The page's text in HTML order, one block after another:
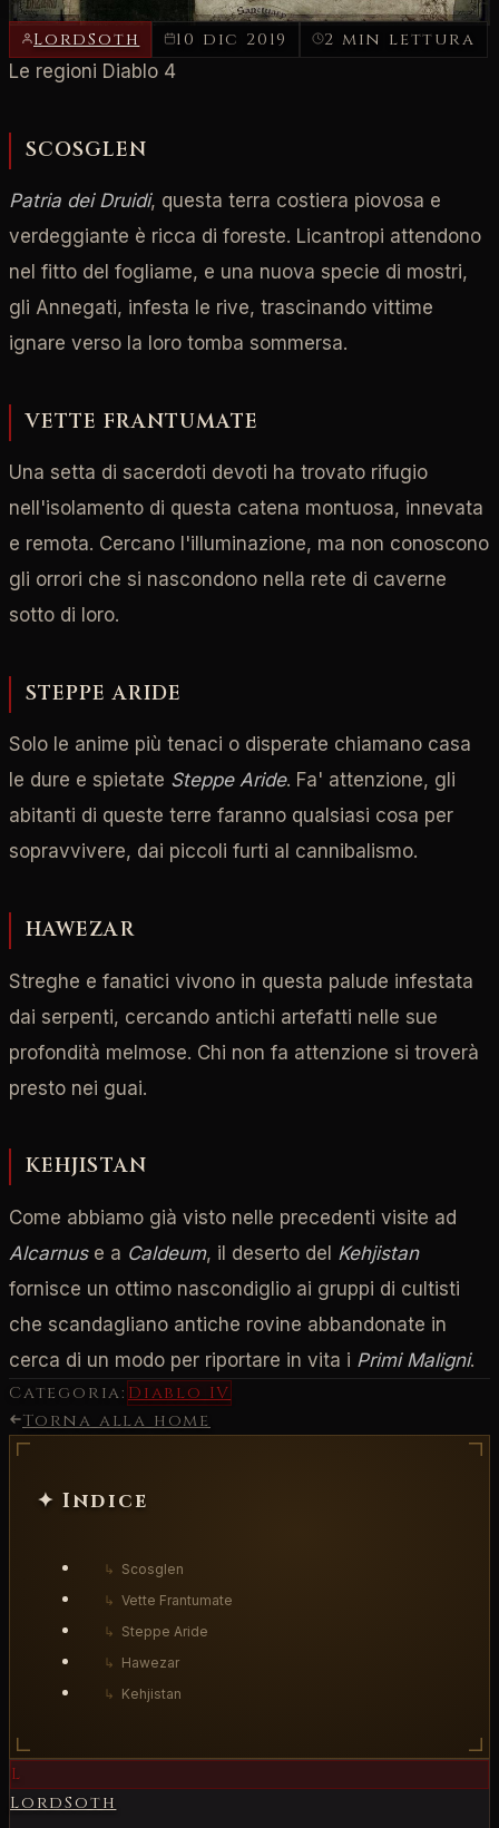
LordSoth 10 dic 2019 2 min lettura
Le regioni Diablo 4
SCOSGLEN
Patria dei Druidi, questa terra costiera piovosa e
verdeggiante è ricca di foreste. Licantropi attendono
nel fitto del fogliame, e una nuova specie di mostri,
gli Annegati, infesta le rive, trascinando vittime
ignare verso la loro tomba sommersa.
VETTE FRANTUMATE
Una setta di sacerdoti devoti ha trovato rifugio
nell'isolamento di questa catena montuosa, innevata
e remota. Cercano l'illuminazione, ma non conoscono
gli orrori che si nascondono nella rete di caverne
sotto di loro.
STEPPE ARIDE
Solo le anime più tenaci o disperate chiamano casa
le dure e spietate Steppe Aride. Fa' attenzione, gli
abitanti di queste terre faranno qualsiasi cosa per
sopravvivere, dai piccoli furti al cannibalismo.
HAWEZAR
Streghe e fanatici vivono in questa palude infestata
dai serpenti, cercando antichi artefatti nelle sue
profondità melmose. Chi non fa attenzione si troverà
presto nei guai.
KEHJISTAN
Come abbiamo già visto nelle precedenti visite ad
Alcarnuse a Caldeum, il deserto del Kehjistan
fornisce un ottimo nascondiglio ai gruppi di cultisti
che scandagliano antiche rovine abbandonate in
cerca di un modo per riportare in vita i Primi Maligni.
Categoria: Diablo IV
Torna alla home
✦ Indice
↳ Scosglen
↳ Vette Frantumate
↳ Steppe Aride
↳ Hawezar
↳ Kehjistan
L
LordSoth